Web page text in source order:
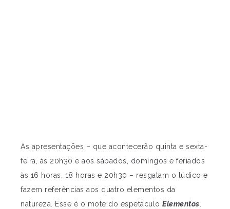
As apresentações – que acontecerão quinta e sexta-
feira, às 20h30 e aos sábados, domingos e feriados
às 16 horas, 18 horas e 20h30 – resgatam o lúdico e
fazem referências aos quatro elementos da
natureza. Esse é o mote do espetáculo Elementos.